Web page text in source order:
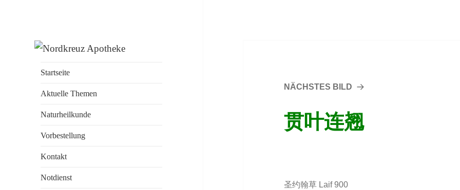
Nordkreuz
Gesundbrunnen
Apotheke täglich auch am
Startseite
Aktuelle Themen
Naturheilkunde
Vorbestellung
Kontakt
Notdienst
NÄCHSTES BILD
贯叶连翘
圣约翰草 Laif 900